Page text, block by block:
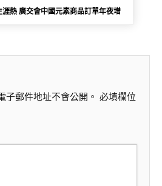
熱 廣交會中國元素商品訂單年夜增
子郵件地址不會公開。 必填欄位